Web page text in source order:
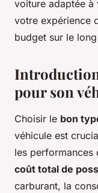
voiture adaptée à
votre expérience
budget sur le
pour son
Choisir le bon
véhicule est
les performances
coût total de
carburant, la